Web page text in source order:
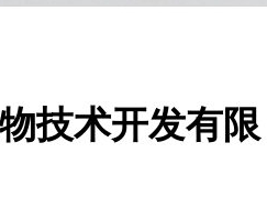
技术开发有限